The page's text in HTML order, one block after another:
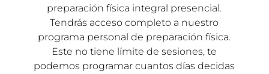
preparación física integral presencial.
Tendrás acceso completo a nuestro
programa personal de preparación física.
Este no tiene límite de sesiones, te
podemos programar cuantos días decidas